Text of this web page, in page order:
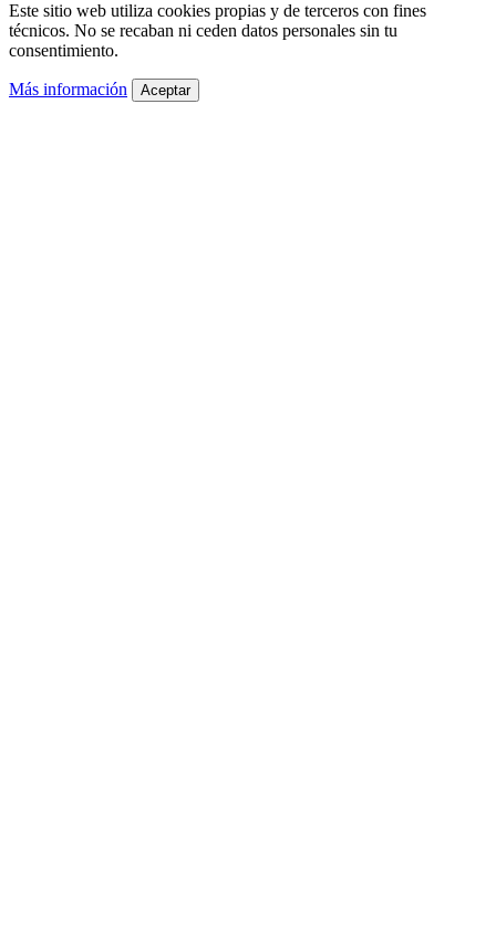
Este sitio web utiliza cookies propias y de terceros con fines
técnicos. No se recaban ni ceden datos personales sin tu
consentimiento.
Más información Aceptar